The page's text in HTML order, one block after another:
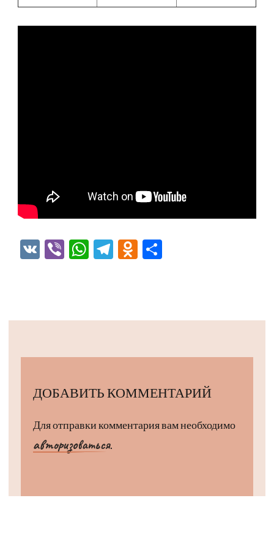
VK ViberWhatsApp
Telegram
Odnoklassniki
ДОБАВИТЬ КОММЕНТАРИЙ
Для отправки комментария вам необходимо
авторизоваться.